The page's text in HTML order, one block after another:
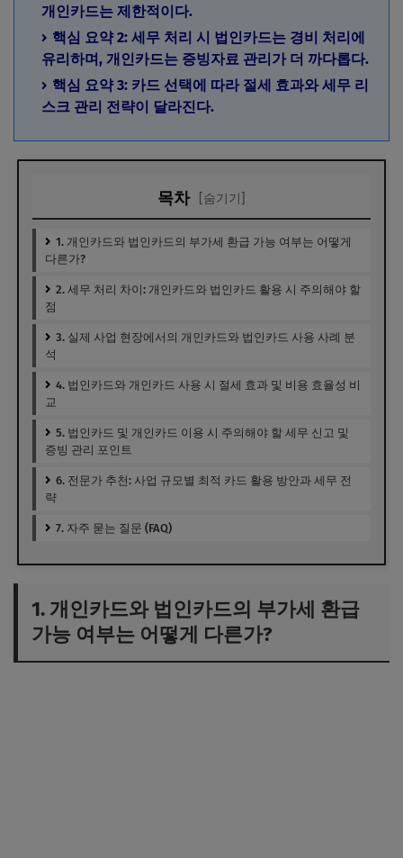
개인카드는 제한적이다.
핵심 요약 2: 세무 처리 시 법인카드는 경비 처리에
유리하며, 개인카드는 증빙자료 관리가 더 까다롭다.
핵심 요약 3: 카드 선택에 따라 절세 효과와 세무 리
스크 관리 전략이 달라진다.
목차 [숨기기]
1. 개인카드와 법인카드의 부가세 환급 가능 여부는 어떻게
다른가?
2. 세무 처리 차이: 개인카드와 법인카드 활용 시 주의해야 할
점
3. 실제 사업 현장에서의 개인카드와 법인카드 사용 사례 분
석
4. 법인카드와 개인카드 사용 시 절세 효과 및 비용 효율성 비
교
5. 법인카드 및 개인카드 이용 시 주의해야 할 세무 신고 및
증빙 관리 포인트
6. 전문가 추천: 사업 규모별 최적 카드 활용 방안과 세무 전
략
7. 자주 묻는 질문 (FAQ)
1. 개인카드와 법인카드의 부가세 환급
가능 여부는 어떻게 다른가?